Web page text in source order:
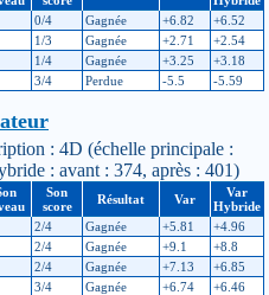
0/4 Gagnée +6.82
+6.52
1/3 Gagnée +2.71
+2.54
1/4 Gagnée +3.25
+3.18
3/4 Perdue -5.5 -5.59
: 4D (échelle principale :
: avant : 374, après : 401)
Son
score
Résultat Var
Var
Hybride
2/4 Gagnée +5.81
+4.96
2/4 Gagnée +9.1
+8.8
2/4 Gagnée +7.13
+6.85
3/4 Gagnée +6.74 +6.46